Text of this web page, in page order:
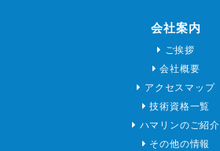
会社案内
ご挨拶
会社概要
アクセスマップ
技術資格一覧
ハマリンのご紹介
その他の情報